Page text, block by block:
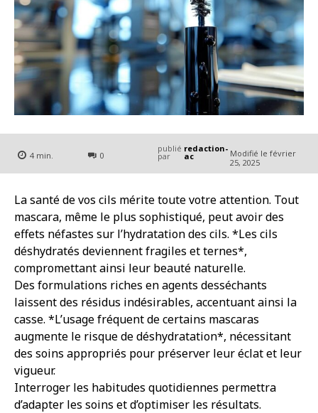
4 min. 0
publié
par
redaction-
ac Modifié le février
25, 2025
La santé de vos cils mérite toute votre attention. Tout
mascara, même le plus sophistiqué, peut avoir des
effets néfastes sur l’hydratation des cils. *Les cils
déshydratés deviennent fragiles et ternes*,
compromettant ainsi leur beauté naturelle.
Des formulations riches en agents desséchants
laissent des résidus indésirables, accentuant ainsi la
casse. *L’usage fréquent de certains mascaras
augmente le risque de déshydratation*, nécessitant
des soins appropriés pour préserver leur éclat et leur
vigueur.
Interroger les habitudes quotidiennes permettra
d’adapter les soins et d’optimiser les résultats.